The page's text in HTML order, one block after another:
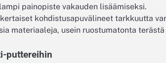
painopiste vakauden lisäämiseksi.
kohdistusapuvälineet tarkkuutta
materiaaleja, usein ruostumatonta
puttereihin